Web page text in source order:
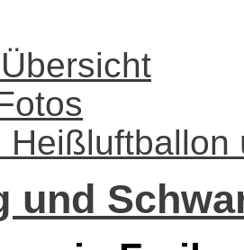
Heißluftballon
und